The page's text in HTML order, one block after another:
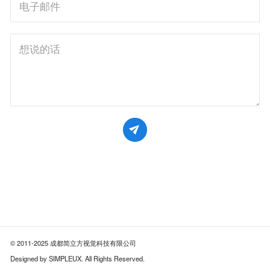
© 2011-2025 成都简立方视觉科技有限公司
Designed by SIMPLEUX. All Rights Reserved.